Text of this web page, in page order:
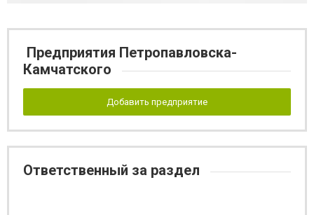
Предприятия Петропавловска-
Камчатского
Добавить предприятие
Ответственный за раздел